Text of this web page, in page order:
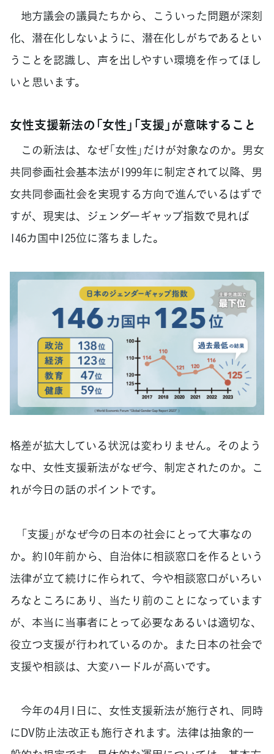
地方議会の議員たちから、こういった問題が深刻
化、潜在化しないように、潜在化しがちであるとい
うことを認識し、声を出しやすい環境を作ってほし
いと思います。
女性支援新法の「女性」「支援」が意味すること
この新法は、なぜ「女性」だけが対象なのか。男女
共同参画社会基本法が1999年に制定されて以降、男
女共同参画社会を実現する方向で進んでいるはずで
すが、現実は、ジェンダーギャップ指数で見れば
146カ国中125位に落ちました。
格差が拡大している状況は変わりません。そのよう
な中、女性支援新法がなぜ今、制定されたのか。こ
れが今日の話のポイントです。
「支援」がなぜ今の日本の社会にとって大事なの
か。約10年前から、自治体に相談窓口を作るという
法律が立て続けに作られて、今や相談窓口がいろい
ろなところにあり、当たり前のことになっています
が、本当に当事者にとって必要なあるいは適切な、
役立つ支援が行われているのか。また日本の社会で
支援や相談は、大変ハードルが高いです。
今年の4月1日に、女性支援新法が施行され、同時
にDV防止法改正も施行されます。法律は抽象的一